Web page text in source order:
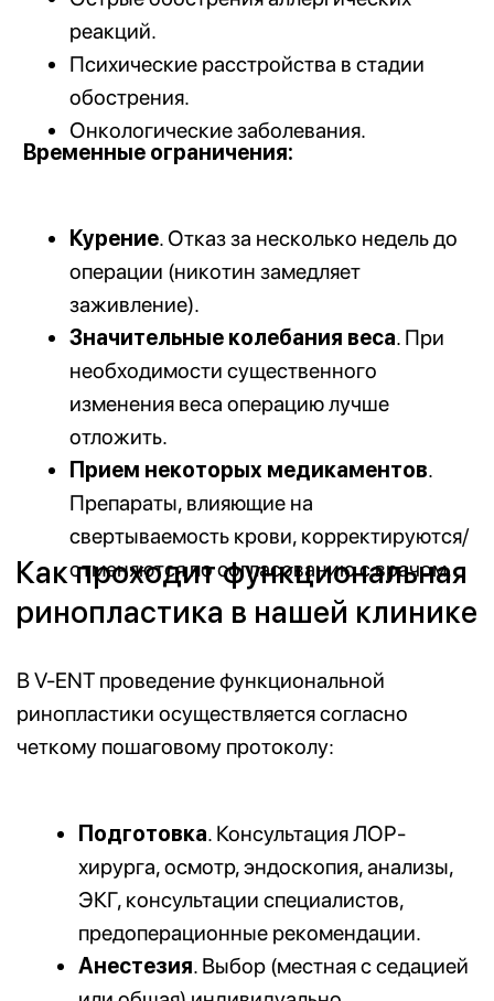
Исследовательский центр голоса и ЛОР
болезней V-ENT в Алматы за 8 лет работы
помог более 150 000 пациентам, проведя
свыше 10 000 успешных ЛОР-операций. После
функциональной ринопластики наши
пациенты отмечают следующие результаты:
проход воздуха через нос, что
значительно облегчает вдох и выдох.
Снижение рецидивов синуситов и
храпа. Улучшение вентиляции пазух
снижает частоту воспалительных
процессов, а устранение препятствий
дыханию значительно уменьшает или
полностью устраняет храп (при наличии
Улучшение качества сна и физической
переносимости нагрузок. Свободное
носовое дыхание способствует
кислородом, что приводит к улучшению
сна, повышению выносливости и общего
самочувствия.
В V-ENT помогут, если болезнь мешает